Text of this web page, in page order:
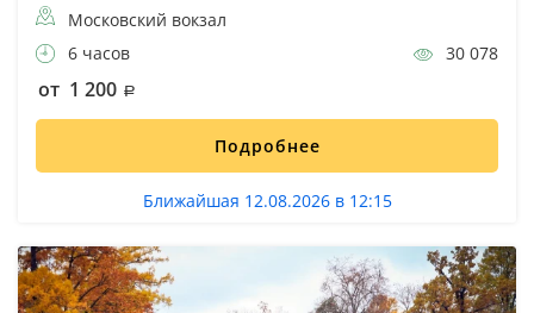
Московский вокзал
6 часов
30 078
от 1 200
Подробнее
Ближайшая 12.08.2026 в 12:15